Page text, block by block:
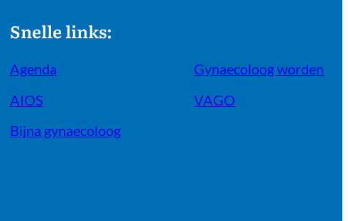
Snelle links:
Agenda
Gynaecoloog worden
AIOS
VAGO
Bijna gynaecoloog